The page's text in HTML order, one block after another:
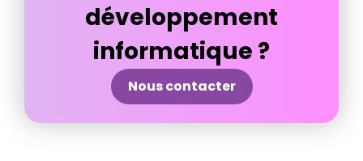
développement
informatique ?
Nous contacter